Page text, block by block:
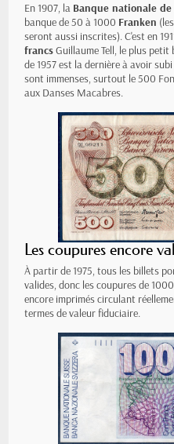
En 1907, la Banque nationale de
banque de 50 à 1000 Franken
seront aussi inscrites). C'est en
francsGuillaume Tell, le plus
de 1957 est la dernière à avoir
sont immenses, surtout le 500
aux Danses Macabres.
Les coupures encore
À partir de 1975, tous les billets
valides, donc les coupures de
encore imprimés circulant
termes de valeur fiduciaire.